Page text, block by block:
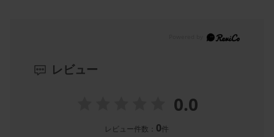
レビュー
0.0
レビュー件数： 0件